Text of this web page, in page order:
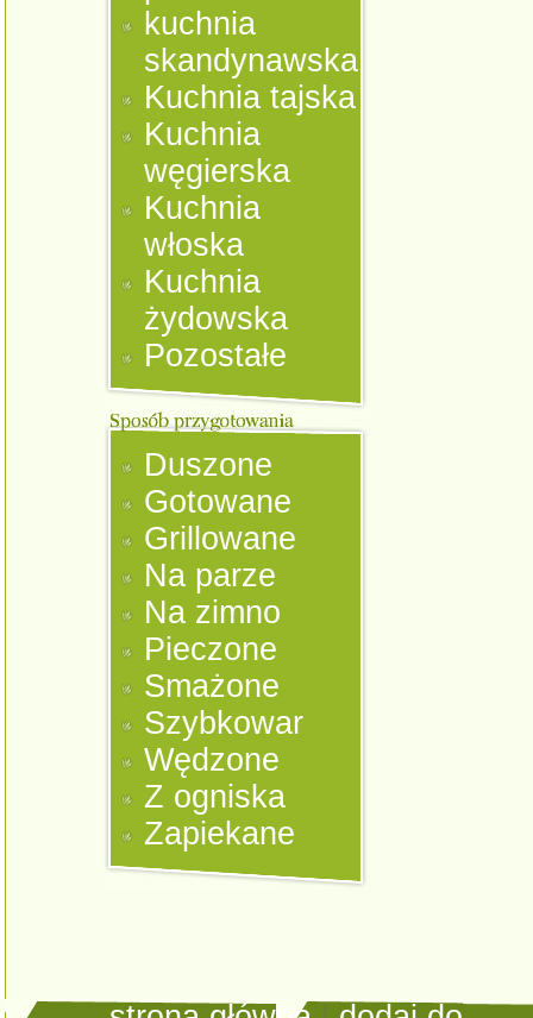
kuchnia
skandynawska
Kuchnia tajska
Kuchnia
węgierska
Kuchnia
włoska
Kuchnia
żydowska
Pozostałe
Duszone
Gotowane
Grillowane
Na parze
Na zimno
Pieczone
Smażone
Szybkowar
Wędzone
Z ogniska
Zapiekane